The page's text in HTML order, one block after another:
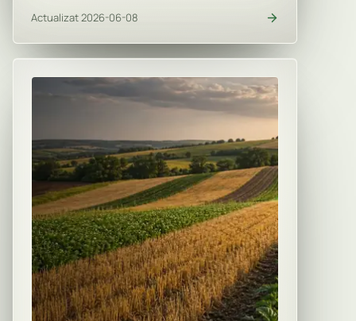
Actualizat 2026-06-08